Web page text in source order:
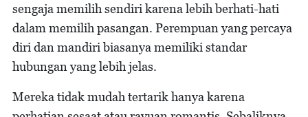
sengaja memilih sendiri karena lebih berhati-hati
dalam memilih pasangan. Perempuan yang percaya
diri dan mandiri biasanya memiliki standar
hubungan yang lebih jelas.
Mereka tidak mudah tertarik hanya karena